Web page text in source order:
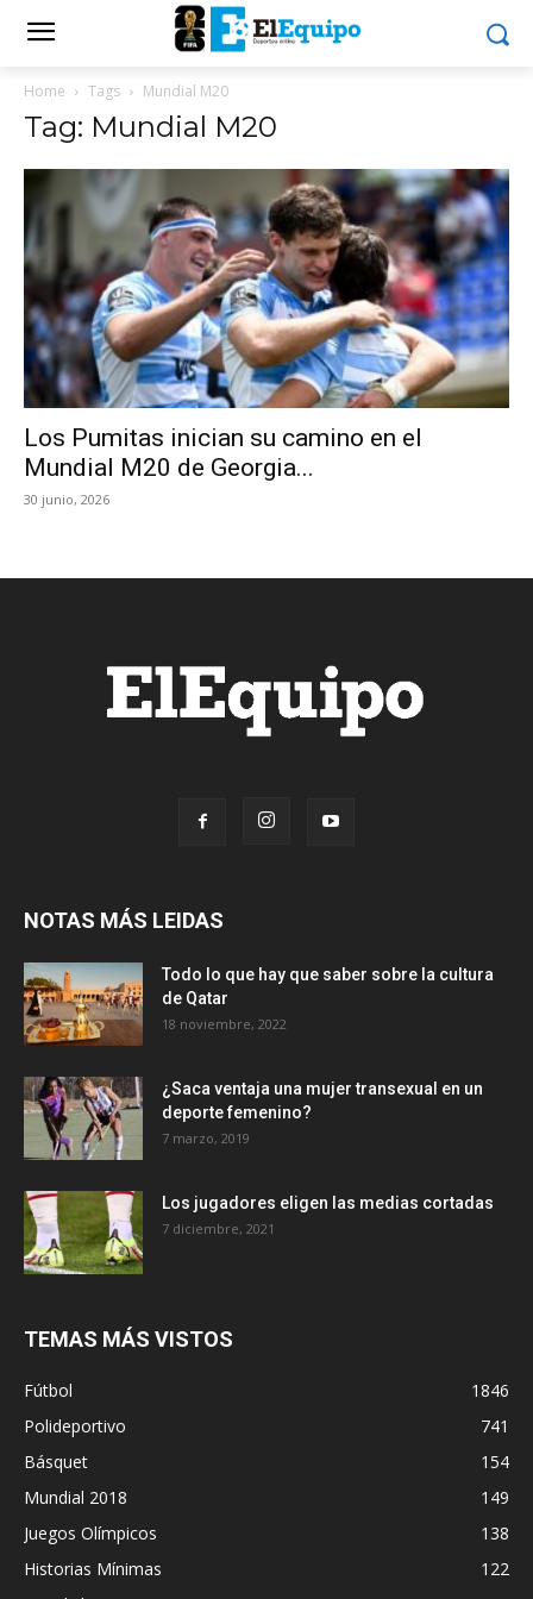
Home Tags Mundial M20
Tag: Mundial M20
Los Pumitas inician su camino en el
Mundial M20 de Georgia...
30 junio, 2026
NOTAS MÁS LEIDAS
Todo lo que hay que saber sobre la cultura
de Qatar
18 noviembre, 2022
¿Saca ventaja una mujer transexual en un
deporte femenino?
7 marzo, 2019
Los jugadores eligen las medias cortadas
7 diciembre, 2021
TEMAS MÁS VISTOS
Fútbol
1846
Polideportivo
741
Básquet
154
Mundial 2018
149
Juegos Olímpicos
138
Historias Mínimas
122